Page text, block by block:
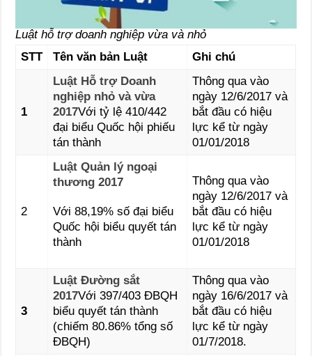
Luật hỗ trợ doanh nghiệp vừa và nhỏ
STT
Tên văn bản Luật Ghi chú
1
Luật Hỗ trợ Doanh
nghiệp nhỏ và vừa
2017Với tỷ lệ 410/442
đại biểu Quốc hội phiếu
tán thành
Thông qua vào
ngày 12/6/2017 và
bắt đầu có hiệu
lực kể từ ngày
01/01/2018
2
Luật Quản lý ngoại
thương 2017
Với 88,19% số đại biểu
Quốc hội biểu quyết tán
thành
Thông qua vào
ngày 12/6/2017 và
bắt đầu có hiệu
lực kể từ ngày
01/01/2018
3
Luật Đường sắt
2017Với 397/403 ĐBQH
biểu quyết tán thành
(chiếm 80.86% tổng số
ĐBQH)
Thông qua vào
ngày 16/6/2017 và
bắt đầu có hiệu
lực kể từ ngày
01/7/2018.